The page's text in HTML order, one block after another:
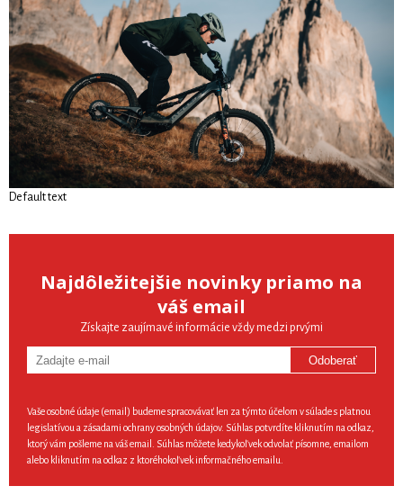
Default text
Najdôležitejšie novinky priamo na
váš email
Získajte zaujímavé informácie vždy medzi prvými
Odoberať
Vaše osobné údaje (email) budeme spracovávať len za týmto účelom v súlade s platnou
legislatívou a zásadami ochrany osobných údajov. Súhlas potvrdíte kliknutím na odkaz,
ktorý vám pošleme na váš email. Súhlas môžete kedykoľvek odvolať písomne, emailom
alebo kliknutím na odkaz z ktoréhokoľvek informačného emailu.